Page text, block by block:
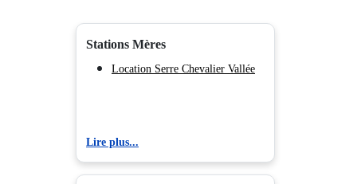
Stations Mères
Location Serre Chevalier Vallée
Lire plus...